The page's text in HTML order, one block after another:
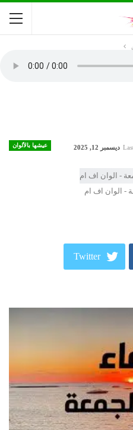
عيشها بالألوان ديسمبر 12, 2025
- الوان اف ام
Twitter